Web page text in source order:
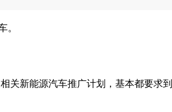
。
关新能源汽车推广计划，基本都要求